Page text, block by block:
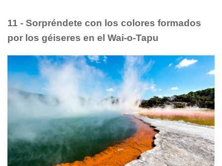
11 - Sorpréndete con los colores formados
por los géiseres en el Wai-o-Tapu